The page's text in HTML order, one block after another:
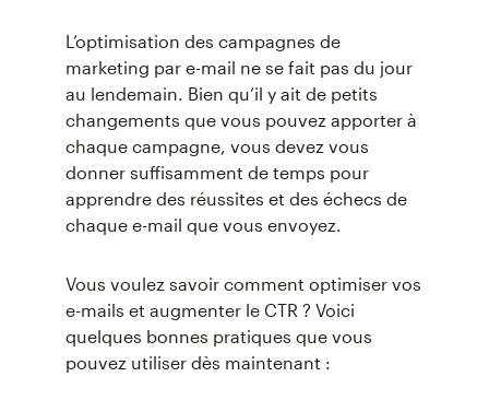
L’optimisation des campagnes de
marketing par e-mail ne se fait pas du jour
au lendemain. Bien qu’il y ait de petits
changements que vous pouvez apporter à
chaque campagne, vous devez vous
donner suffisamment de temps pour
apprendre des réussites et des échecs de
chaque e-mail que vous envoyez.
Vous voulez savoir comment optimiser vos
e-mails et augmenter le CTR ? Voici
quelques bonnes pratiques que vous
pouvez utiliser dès maintenant :